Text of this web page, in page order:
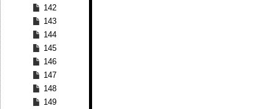
142
143
144
145
146
147
148
149